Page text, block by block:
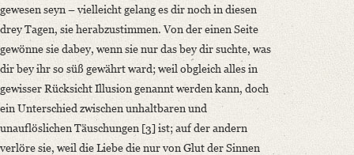
gewesen seyn – vielleicht gelang es dir noch in diesen
drey Tagen, sie herabzustimmen. Von der einen Seite
gewönne sie dabey, wenn sie nur das bey dir suchte, was
dir bey ihr so süß gewährt ward; weil obgleich alles in
gewisser Rücksicht Illusion genannt werden kann, doch
ein Unterschied zwischen unhaltbaren und
unauflöslichen Täuschungen [3] ist; auf der andern
verlöre sie, weil die Liebe die nur von Glut der Sinnen